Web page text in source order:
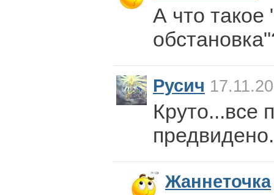
А что такое
Русич
Круто...все
Жаннеточка